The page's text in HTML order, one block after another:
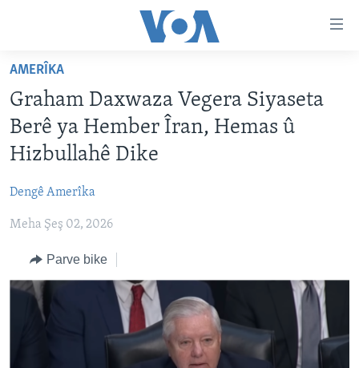
Yekser
naveroka
serekî
Yekser
here
Malpera
serekî
Yekser
Lêgerînê
DESTPÊK
NÛÇE
VÎDYO GALERÎ
RADYO
HEVPEYVÎN
HERÊMÊN KURDAN
TIRKÎYE
SÛRÎYE
ÎRAQ
ÎRAN
ROJHILATA NAVÎN
AMERÎKA
Graham Daxwaza Vegera Siyaseta
Berê ya Hember Îran, Hemas û
Hizbullahê Dike
Dengê Amerîka
Meha Şeş 02, 2026
Parve bike